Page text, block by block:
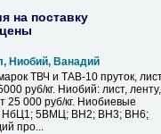
на поставку
Ниобий, Ванадий
ТВЧ и ТАВ-10 пруток,
руб/кг. Ниобий: лист, ленту,
25 000 руб/кг. Ниобиевые
НбЦ1; 5ВМЦ; ВН2; ВН3; ВН6;
про...